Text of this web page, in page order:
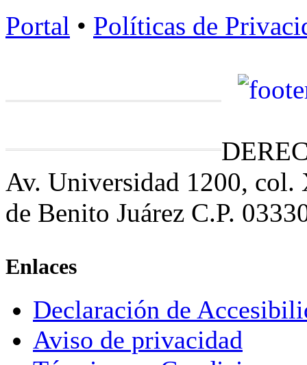
Portal • Políticas de
Av. Universidad 1200,
de Benito Juárez C.P.
Enlaces
Declaración de
Aviso de privacidad